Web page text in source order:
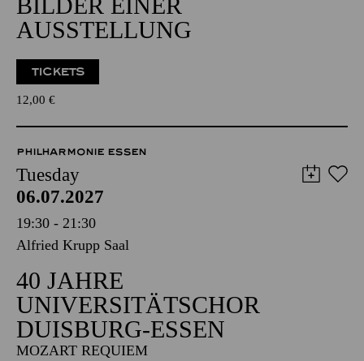
AUSSTELLUNG
TICKETS
12,00 €
PHILHARMONIE ESSEN
Tuesday
06.07.2027
19:30 - 21:30
Alfried Krupp Saal
40 JAHRE
UNIVERSITÄTSCHOR
DUISBURG-ESSEN
MOZART REQUIEM